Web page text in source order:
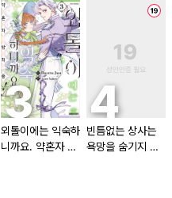
외톨이에는 익숙하
니까요. 약혼자 방
빈틈없는 상사는
욕망을 숨기지 않